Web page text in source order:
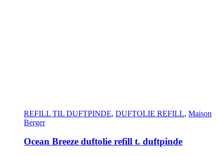
REFILL TIL DUFTPINDE, DUFTOLIE REFILL, Maison
Berger
Ocean Breeze duftolie refill t. duftpinde